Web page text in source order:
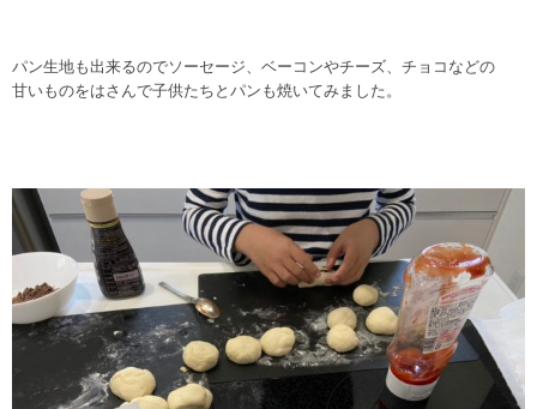
パン生地も出来るのでソーセージ、ベーコンやチーズ、チョコなどの
甘いものをはさんで子供たちとパンも焼いてみました。